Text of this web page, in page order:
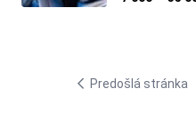
Predošlá stránka